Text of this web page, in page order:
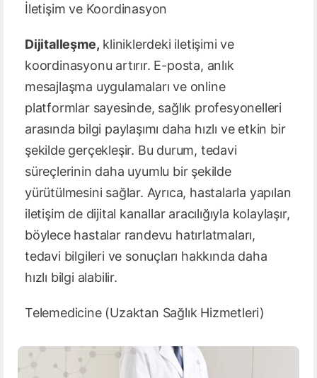
İletişim ve Koordinasyon
Dijitalleşme, kliniklerdeki iletişimi ve
koordinasyonu artırır. E-posta, anlık
mesajlaşma uygulamaları ve online
platformlar sayesinde, sağlık profesyonelleri
arasında bilgi paylaşımı daha hızlı ve etkin bir
şekilde gerçekleşir. Bu durum, tedavi
süreçlerinin daha uyumlu bir şekilde
yürütülmesini sağlar. Ayrıca, hastalarla yapılan
iletişim de dijital kanallar aracılığıyla kolaylaşır,
böylece hastalar randevu hatırlatmaları,
tedavi bilgileri ve sonuçları hakkında daha
hızlı bilgi alabilir.
Telemedicine (Uzaktan Sağlık Hizmetleri)